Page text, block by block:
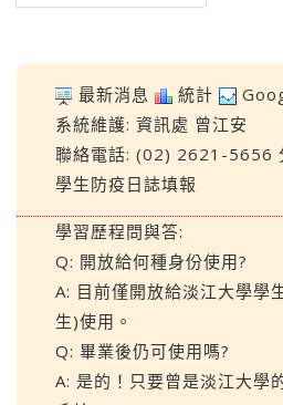
最新消息 統計
系統維護: 資訊處 曾江安
聯絡電話: (02) 2621-5656
學生防疫日誌填報
學習歷程問與答:
Q: 開放給何種身份使用?
A: 目前僅開放給淡江大學學
生)使用。
Q: 畢業後仍可使用嗎?
A: 是的！只要曾是淡江大學